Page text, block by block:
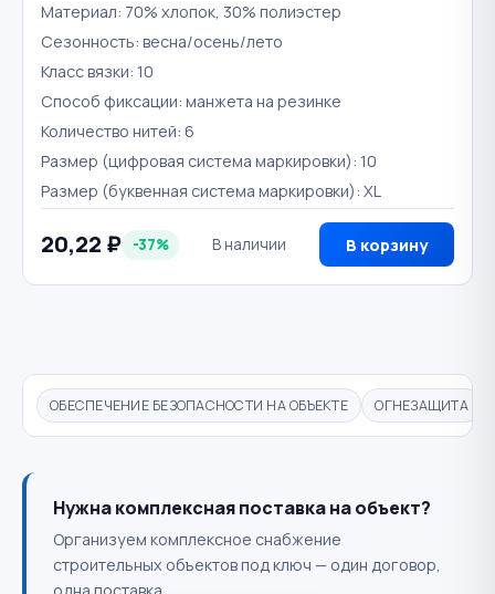
Материал: 70% хлопок, 30% полиэстер
Сезонность: весна/осень/лето
Класс вязки: 10
Способ фиксации: манжета на резинке
Количество нитей: 6
Размер (цифровая система маркировки): 10
Размер (буквенная система маркировки): XL
20,22 ₽ -37% В наличии В корзину
ОБЕСПЕЧЕНИЕ БЕЗОПАСНОСТИ НА ОБЪЕКТЕ ОГНЕЗАЩИТА
Нужна комплексная поставка на объект?
Организуем комплексное снабжение
строительных объектов под ключ — один договор,